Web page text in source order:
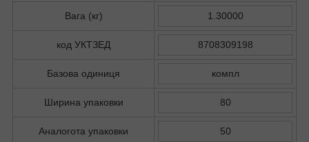
Вага (кг) 1.30000
код УКТЗЕД 8708309198
Базова одиниця компл
Ширина упаковки 80
Аналогота упаковки 50